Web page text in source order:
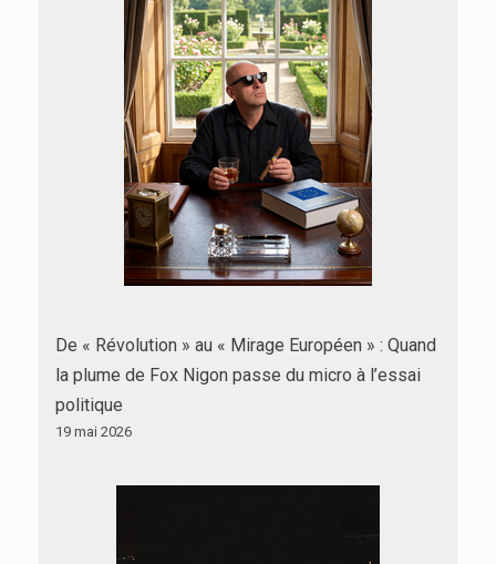
De « Révolution » au « Mirage Européen » : Quand
la plume de Fox Nigon passe du micro à l’essai
politique
19 mai 2026